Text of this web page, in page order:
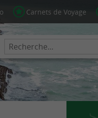
Carnets de Voyage